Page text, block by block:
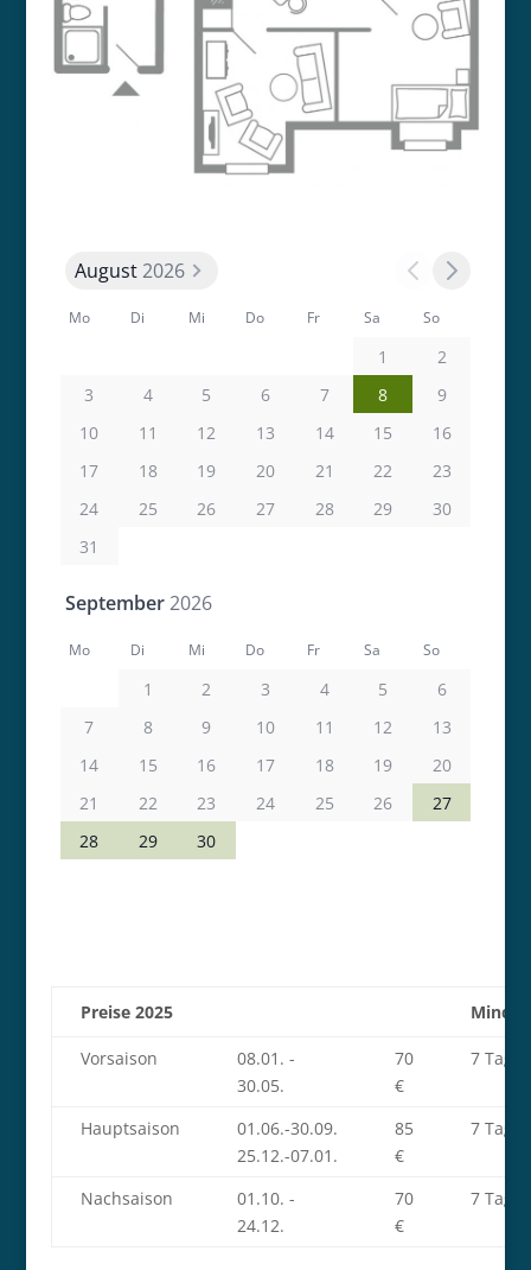
August 2026
Mo Di Mi Do Fr Sa So
1
2
3
4 5 6 7 8
9
10
11 12 13 14 15
16
17
18 19 20 21 22
23
24
25 26 27 28 29
30
31
September 2026
Mo Di Mi Do Fr Sa So
1 2 3 4 5
6
7
8 9 10 11 12
13
14
15 16 17 18 19
20
21
22 23 24 25 26
27
28
29 30
Preise 2025
Vorsaison
08.01. -
30.05.
70
€
7 Tage
Hauptsaison
01.06.-30.09.
25.12.-07.01.
85
€
7 Tage
Nachsaison
01.10. -
24.12.
70
€
7 Tage